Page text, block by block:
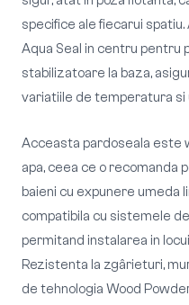
specifice ale fiecarui
Aqua Seal in centru
stabilizatoare la baza,
variatiile de temperatura si
Acceasta pardoseala este
apa, ceea ce o recomanda
baieni cu expunere umeda
compatibila cu sistemele
permitand instalarea in
Rezistenta la zgârieturi,
de tehnologia Wood